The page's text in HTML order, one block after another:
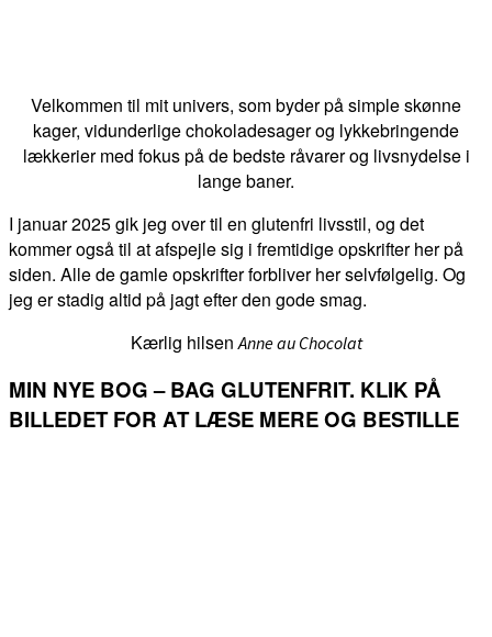
Velkommen til mit univers, som byder på simple skønne
kager, vidunderlige chokoladesager og lykkebringende
lækkerier med fokus på de bedste råvarer og livsnydelse i
lange baner.
I januar 2025 gik jeg over til en glutenfri livsstil, og det
kommer også til at afspejle sig i fremtidige opskrifter her på
siden. Alle de gamle opskrifter forbliver her selvfølgelig. Og
jeg er stadig altid på jagt efter den gode smag.
Kærlig hilsenAnne au Chocolat
MIN NYE BOG – BAG GLUTENFRIT. KLIK PÅ
BILLEDET FOR AT LÆSE MERE OG BESTILLE